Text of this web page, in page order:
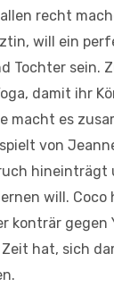
recht
will ein
Tochter sein.
damit ihr
macht es
von
hineinträgt
will. Coco
konträr gegen
hat, sich